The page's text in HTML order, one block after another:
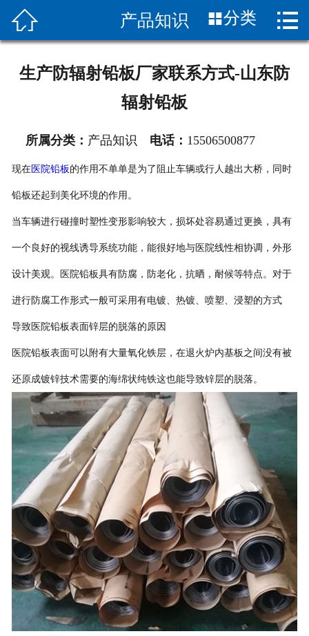
 首页
 产品知识 分类 
生产防辐射铅板厂家联系方式-山东防
辐射铅板
所属分类： 产品知识 电话： 15506500877
现在医院铅板 的作用不单单是为了阻止车辆或行人越出大桥，同时
铅板还起到美化环境的作用。
当车辆进行碰撞时塑性变形影响较大，损坏处容易通过更换，具有
一个良好的视线诱导系统功能，能很好地与医院线性相协调，外形
设计美观。医院铅板具有防腐，防老化，抗晒，耐候等特点。对于
进行防腐工作形式一般可采用有电镀、热镀、喷塑、浸塑的方式
导致医院铅板表面锌层的脱落的原因
医院铅板表面可以附有大量氧化铁层，在退火炉内基板之间没有被
还原成镀锌技术需要的海绵状纯铁这也能导致锌层的脱落。